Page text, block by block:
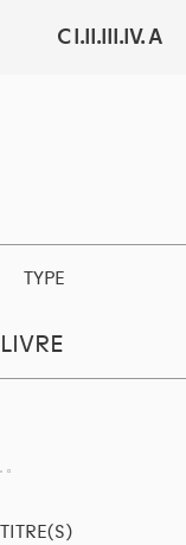
C I.II.III.IV. A
TYPE
LIVRE
TITRE(S)